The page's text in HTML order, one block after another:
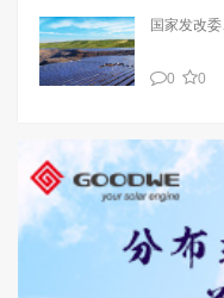
国家发改
0 0